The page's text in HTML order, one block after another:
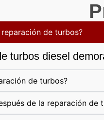
de turbos?
turbos diesel
de turbos?
de la reparación de